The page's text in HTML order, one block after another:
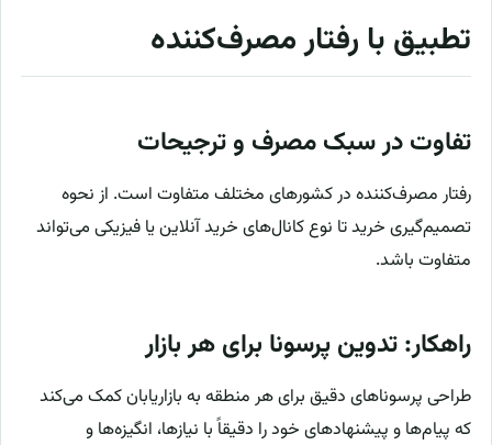
تطبیق با رفتار مصرف‌کننده
تفاوت در سبک مصرف و ترجیحات
رفتار مصرف‌کننده در کشورهای مختلف متفاوت است. از نحوه
تصمیم‌گیری خرید تا نوع کانال‌های خرید آنلاین یا فیزیکی می‌تواند
متفاوت باشد.
راهکار: تدوین پرسونا برای هر بازار
طراحی پرسوناهای دقیق برای هر منطقه به بازاریابان کمک می‌کند
که پیام‌ها و پیشنهادهای خود را دقیقاً با نیاز‌ها، انگیزه‌ها و